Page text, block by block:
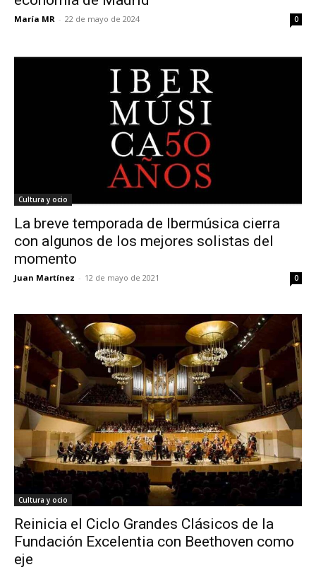
María MR - 22 de mayo de 2024 0
Cultura y ocio
La breve temporada de Ibermúsica cierra
con algunos de los mejores solistas del
momento
Juan Martínez - 12 de mayo de 2021 0
Cultura y ocio
Reinicia el Ciclo Grandes Clásicos de la
Fundación Excelentia con Beethoven como
eje